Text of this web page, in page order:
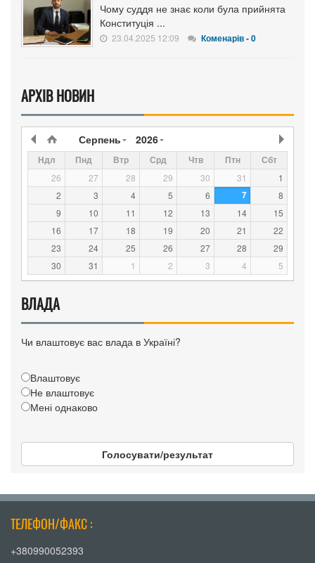
Чому суддя не знає коли була прийнята
Конституція ...
23.04.2025 12:09 Коменарів - 0
АРХІВ НОВИН
Серпень 2026
Ндл Пнд Втр Срд Чтв Птн Сбт
26 27 28 29 30 31
1
2
3 4 5 6 7
8
9
10 11 12 13 14
15
16
17 18 19 20 21
22
23
24 25 26 27 28
29
30
31 1 2 3 4 5
ВЛАДА
Чи влаштовує вас влада в Україні?
Влаштовує
Не влаштовує
Мені однаково
Голосувати/результат
ТЕЛЕФОН/ФАКС :
+380990052393